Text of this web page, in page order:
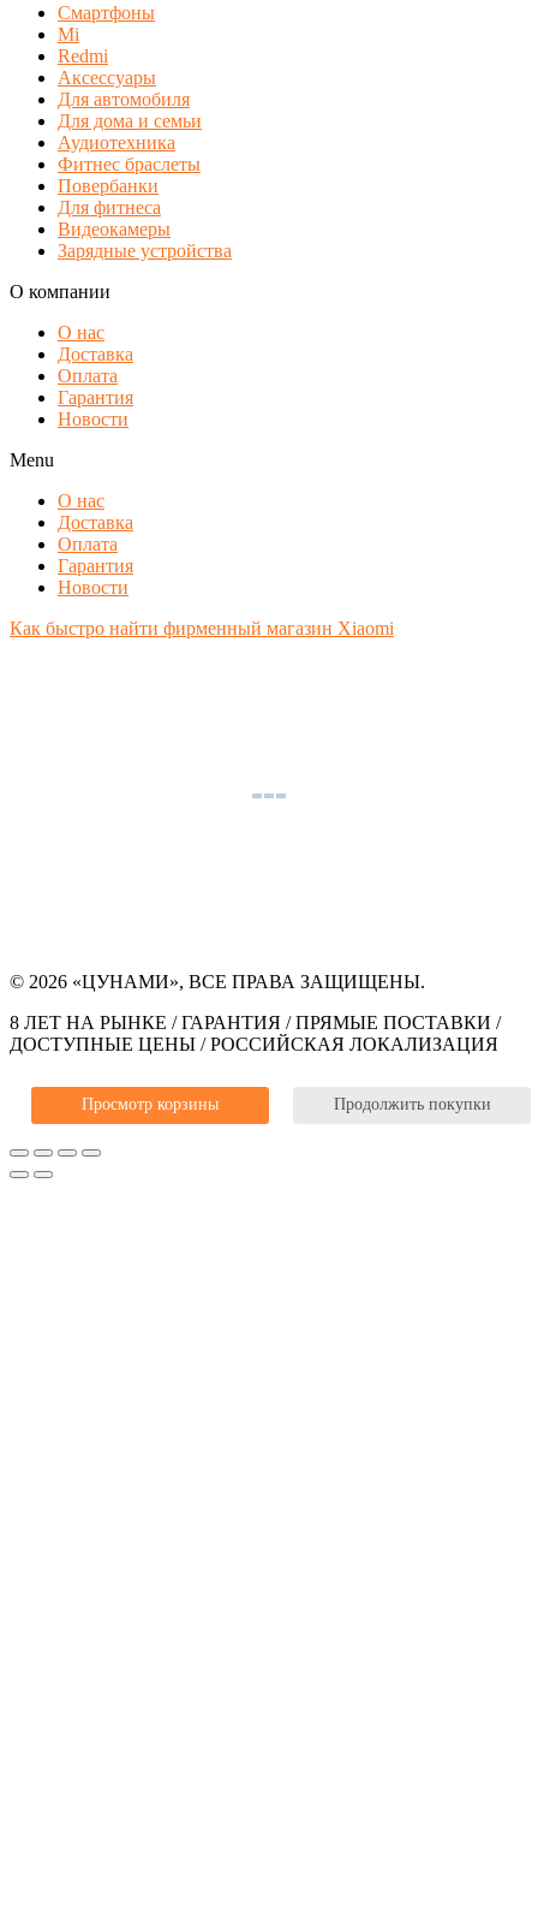
Смартфоны
Mi
Redmi
Аксессуары
Для автомобиля
Для дома и семьи
Аудиотехника
Фитнес браслеты
Повербанки
Для фитнеса
Видеокамеры
Зарядные устройства
О компании
О нас
Доставка
Оплата
Гарантия
Новости
Menu
О нас
Доставка
Оплата
Гарантия
Новости
Как быстро найти фирменный магазин Xiaomi
© 2026 «ЦУНАМИ», ВСЕ ПРАВА ЗАЩИЩЕНЫ.
8 ЛЕТ НА РЫНКЕ / ГАРАНТИЯ / ПРЯМЫЕ ПОСТАВКИ /
ДОСТУПНЫЕ ЦЕНЫ / РОССИЙСКАЯ ЛОКАЛИЗАЦИЯ
Просмотр корзины Продолжить покупки